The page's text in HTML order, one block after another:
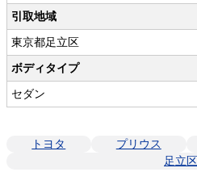
引取地域
東京都足立区
ボディタイプ
セダン
トヨタ プリウス
足立区